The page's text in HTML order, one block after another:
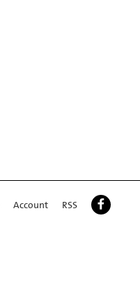
Account RSS